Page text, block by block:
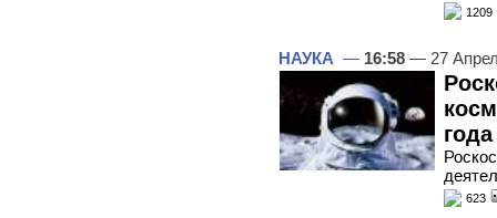
1209
НАУКА — 16:58 — 27
года
623